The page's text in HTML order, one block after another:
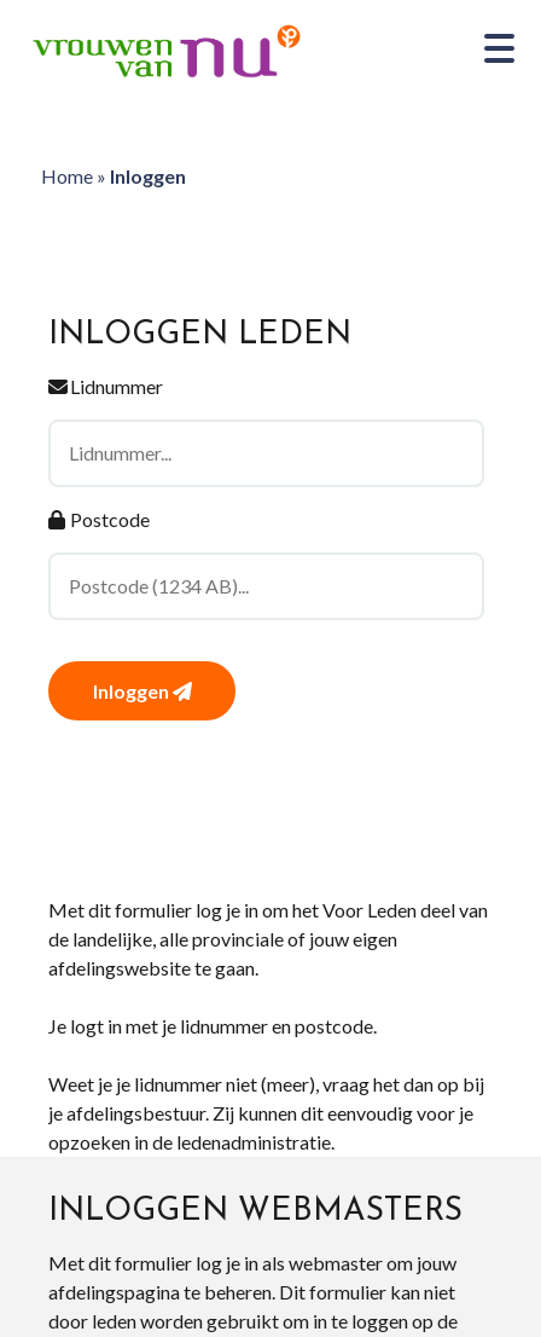
Home» Inloggen
INLOGGEN LEDEN
Lidnummer
Postcode
Inloggen
Met dit formulier log je in om het Voor Leden deel van
de landelijke, alle provinciale of jouw eigen
afdelingswebsite te gaan.
Je logt in met je lidnummer en postcode.
Weet je je lidnummer niet (meer), vraag het dan op bij
je afdelingsbestuur. Zij kunnen dit eenvoudig voor je
opzoeken in de ledenadministratie.
INLOGGEN WEBMASTERS
Met dit formulier log je in als webmaster om jouw
afdelingspagina te beheren. Dit formulier kan niet
door leden worden gebruikt om in te loggen op de